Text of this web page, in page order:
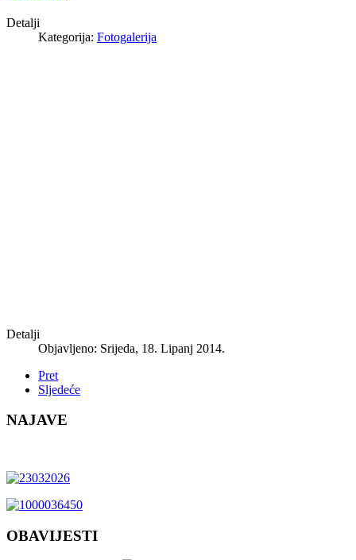
Detalji
Kategorija: Fotogalerija
Detalji
Objavljeno: Srijeda, 18. Lipanj 2014.
Pret
Sljedeće
NAJAVE
OBAVIJESTI